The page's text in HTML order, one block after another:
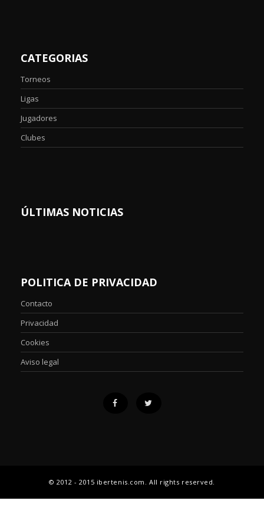
CATEGORIAS
Torneos
Ligas
Jugadores
Clubes
ÚLTIMAS NOTICIAS
POLITICA DE PRIVACIDAD
Contacto
Privacidad
Cookies
Aviso legal
© 2012 - 2015 ibertenis.com. All rights reserved.